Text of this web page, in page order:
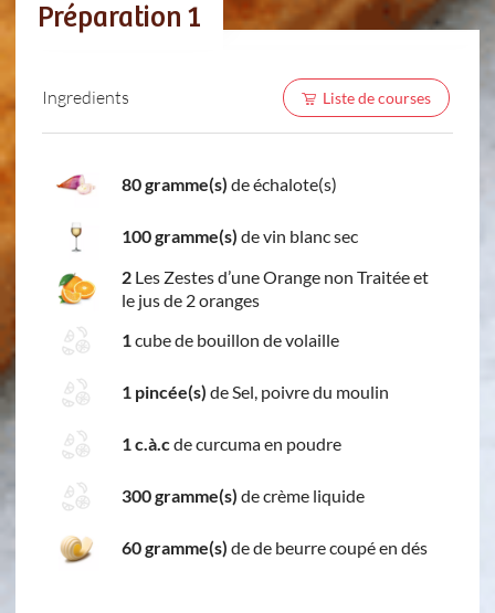
Préparation 1
Ingredients Liste de courses
80 gramme(s) de échalote(s)
100 gramme(s) de vin blanc sec
2 Les Zestes d’une Orange non Traitée et
le jus de 2 oranges
1cube de bouillon de volaille
1 pincée(s) de Sel, poivre du moulin
1 c.à.cde curcuma en poudre
300 gramme(s) de crème liquide
60 gramme(s) de de beurre coupé en dés